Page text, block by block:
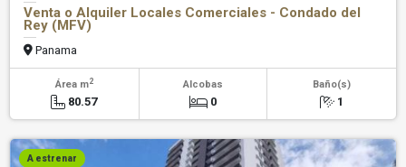
Venta o Alquiler Locales Comerciales - Condado del
Rey (MFV)
Panama
Área m2
80.57
Alcobas
0
Baño(s)
1
A estrenar